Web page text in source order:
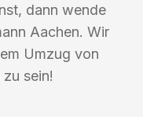
dann wende
Aachen. Wir
Umzug von
sein!